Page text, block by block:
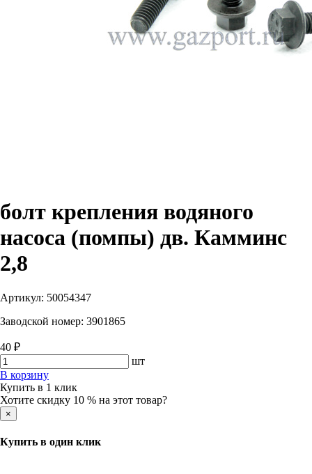
болт крепления водяного
насоса (помпы) дв. Камминс
2,8
Артикул: 50054347
Заводской номер: 3901865
40 ₽
шт
В корзину
Купить в 1 клик
Хотите скидку 10 % на этот товар?
×
Купить в один клик